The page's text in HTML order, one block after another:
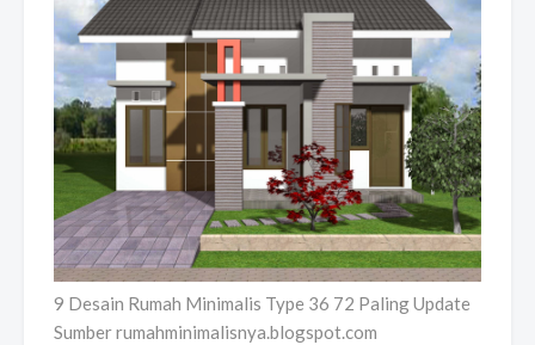
9 Desain Rumah Minimalis Type 36 72 Paling Update
Sumber rumahminimalisnya.blogspot.com